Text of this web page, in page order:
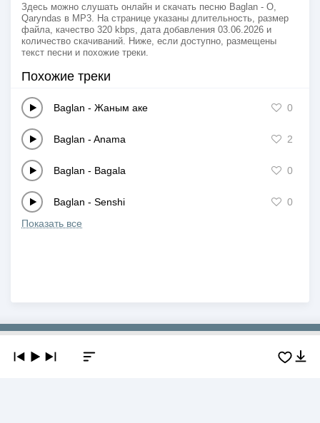
Здесь можно слушать онлайн и скачать песню Baglan - O,
Qaryndas в MP3. На странице указаны длительность, размер
файла, качество 320 kbps, дата добавления 03.06.2026 и
количество скачиваний. Ниже, если доступно, размещены
текст песни и похожие треки.
Похожие треки
Baglan - Жаным аке 0
Baglan - Anama 2
Baglan - Bagala 0
Baglan - Senshi
0
Показать все
Copyright © 2019-2026 NEWMP3.KZ. Все права защищены.